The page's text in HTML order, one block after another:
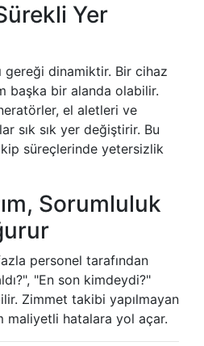
Yer
gereği dinamiktir. Bir cihaz
başka bir alanda olabilir.
el aletleri ve
sık sık yer değiştirir. Bu
süreçlerinde yetersizlik
Sorumluluk
personel tarafından
"En son kimdeydi?"
Zimmet takibi yapılmayan
maliyetli hatalara yol açar.